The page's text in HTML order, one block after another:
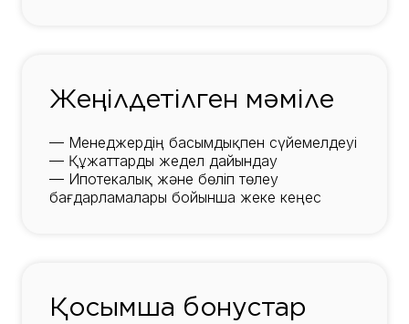
Жеңілдетілген мәміле
— Менеджердің басымдықпен сүйемелдеуі
— Құжаттарды жедел дайындау
— Ипотекалық және бөліп төлеу
бағдарламалары бойынша жеке кеңес
Қосымша бонустар